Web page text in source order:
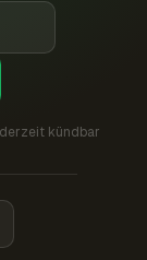
kündbar